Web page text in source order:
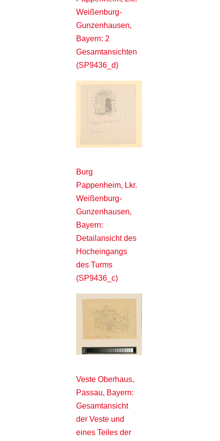
Weißenburg-
Gunzenhausen,
Bayern: 2
Gesamtansichten
(SP9436_d)
Burg
Pappenheim, Lkr.
Weißenburg-
Gunzenhausen,
Bayern:
Detailansicht des
Hocheingangs
des Turms
(SP9436_c)
Veste Oberhaus,
Passau, Bayern:
Gesamtansicht
der Veste und
eines Teiles der